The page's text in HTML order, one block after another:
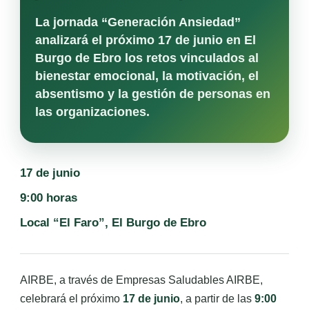
La jornada “Generación Ansiedad”
analizará el próximo 17 de junio en El
Burgo de Ebro los retos vinculados al
bienestar emocional, la motivación, el
absentismo y la gestión de personas en
las organizaciones.
17 de junio
9:00 horas
Local “El Faro”, El Burgo de Ebro
AIRBE, a través de Empresas Saludables AIRBE,
celebrará el próximo 17 de junio, a partir de las 9:00